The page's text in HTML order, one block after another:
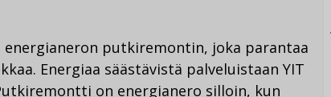
putkiremontin, joka parantaa
Energiaa säästävistä palveluistaan YIT
on energianero silloin, kun